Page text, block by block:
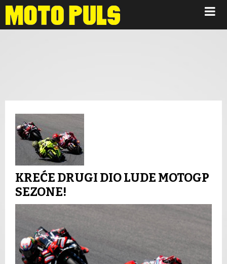
KREĆE DRUGI DIO LUDE MOTOGP
SEZONE!